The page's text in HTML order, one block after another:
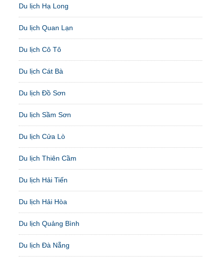
Du lịch Hạ Long
Du lịch Quan Lạn
Du lịch Cô Tô
Du lịch Cát Bà
Du lịch Đồ Sơn
Du lịch Sầm Sơn
Du lịch Cửa Lò
Du lịch Thiên Cầm
Du lịch Hải Tiến
Du lịch Hải Hòa
Du lịch Quảng Bình
Du lịch Đà Nẵng